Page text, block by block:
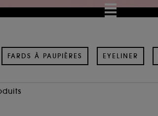
FARDS À PAUPIÈRES EYELINER